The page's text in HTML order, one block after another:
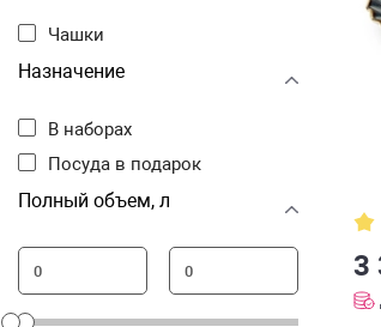
Чашки
Назначение
В наборах
Посуда в подарок
Полный объем, л
3